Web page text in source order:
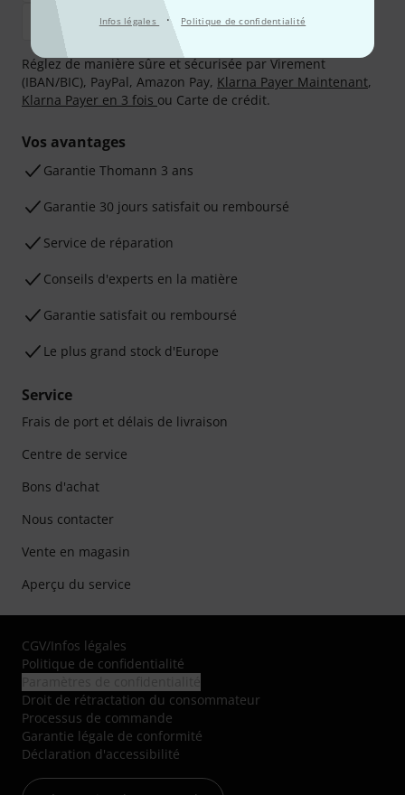
Infos légales · Politique de confidentialité
Réglez de manière sûre et sécurisée par Virement
(IBAN/BIC), PayPal, Amazon Pay, Klarna Payer Maintenant,
Klarna Payer en 3 fois ou Carte de crédit.
Vos avantages
Ga­ran­tie Thomann 3 ans
Garantie 30 jours satisfait ou remboursé
Service de réparation
Conseils d'experts en la matière
Garantie satisfait ou remboursé
Le plus grand stock d'Europe
Service
Frais de port et délais de livraison
Centre de service
Bons d'achat
Nous contacter
Vente en magasin
Aperçu du service
CGV/Infos légales
Politique de confidentialité
Droit de rétractation du consommateur
Processus de commande
Garantie légale de conformité
Déclaration d'accessibilité